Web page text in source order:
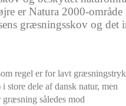
er Natura 2000-
græsningsskov og det
regel er for lavt græsningstryk
store dele af dansk natur, men
således mod